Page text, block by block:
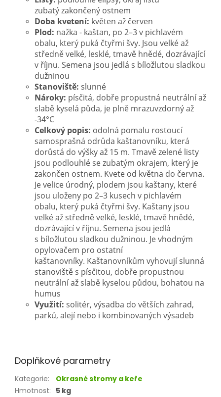
zubatý zakončený ostnem
Doba kvetení: květen až červen
Plod: nažka - kaštan, po 2–3 v pichlavém
obalu, který puká čtyřmi švy. Jsou velké až
středně velké, lesklé, tmavě hnědé, dozrávající
v říjnu. Semena jsou jedlá s bíložlutou sladkou
dužninou
Stanoviště: slunné
Nároky: písčitá, dobře propustná neutrální až
slabě kyselá půda, je plně mrazuvzdorný až
-34°C
Celkový popis: odolná pomalu rostoucí
samosprašná odrůda kaštanovníku, která
dorůstá do výšky až 15 m. Tmavě zelené listy
jsou podlouhlé se zubatým okrajem, který je
zakončen ostnem. Kvete od května do června.
Je velice úrodný, plodem jsou kaštany, které
jsou uloženy po 2–3 kusech v pichlavém
obalu, který puká čtyřmi švy. Kaštany jsou
velké až středně velké, lesklé, tmavě hnědé,
dozrávající v říjnu. Semena jsou jedlá
s bíložlutou sladkou dužninou. Je vhodným
opylovačem pro ostatní
kaštanovníky. Kaštanovníkům vyhovují slunná
stanoviště s písčitou, dobře propustnou
neutrální až slabě kyselou půdou, bohatou na
humus
Využití: solitér, výsadba do větších zahrad,
parků, alejí nebo i kombinovaných výsadeb
Doplňkové parametry
Kategorie:
Okrasné stromy a keře
Hmotnost: 5 kg